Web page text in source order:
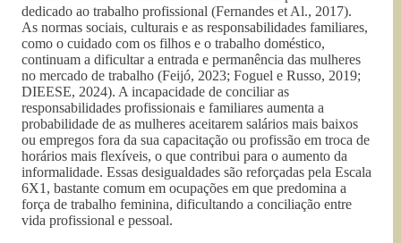
dedicado ao trabalho profissional (Fernandes et Al., 2017).
As normas sociais, culturais e as responsabilidades familiares,
como o cuidado com os filhos e o trabalho doméstico,
continuam a dificultar a entrada e permanência das mulheres
no mercado de trabalho (Feijó, 2023; Foguel e Russo, 2019;
DIEESE, 2024). A incapacidade de conciliar as
responsabilidades profissionais e familiares aumenta a
probabilidade de as mulheres aceitarem salários mais baixos
ou empregos fora da sua capacitação ou profissão em troca de
horários mais flexíveis, o que contribui para o aumento da
informalidade. Essas desigualdades são reforçadas pela Escala
6X1, bastante comum em ocupações em que predomina a
força de trabalho feminina, dificultando a conciliação entre
vida profissional e pessoal.